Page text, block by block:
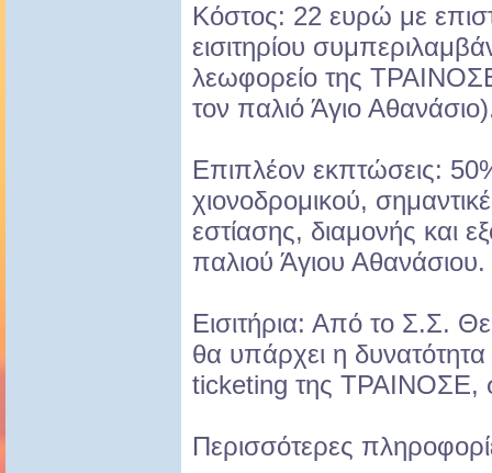
Κόστος: 22 ευρώ με
εισιτηρίου
λεωφορείο της
τον παλιό Άγιο
Επιπλέον εκπτώσεις:
χιονοδρομικού,
εστίασης, διαμονής και
παλιού Άγιου Αθανάσιου.
Εισιτήρια: Από το Σ.Σ.
θα υπάρχει η
ticketing της ΤΡΑΙΝΟΣΕ,
Περισσότερες